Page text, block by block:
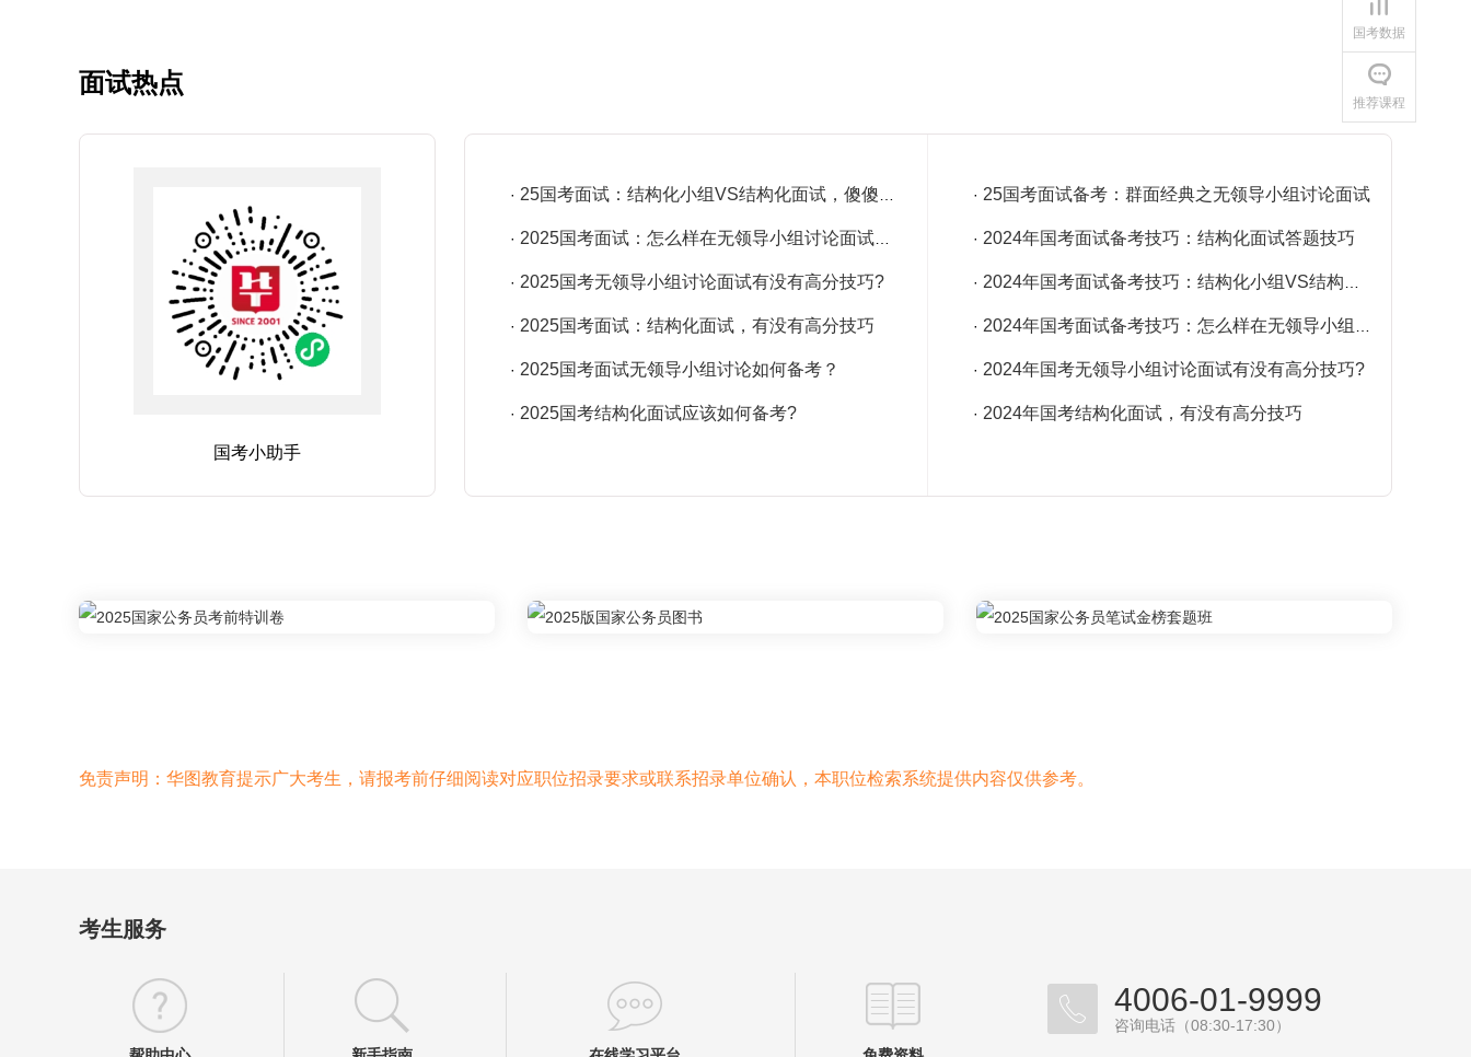
面试热点 更多
国考小助手
· 25国考面试：结构化小组VS结构化面试，傻傻分不清?
· 2025国考面试：怎么样在无领导小组讨论面试中脱颖而出
· 2025国考无领导小组讨论面试有没有高分技巧?
· 2025国考面试：结构化面试，有没有高分技巧
· 2025国考面试无领导小组讨论如何备考？
· 2025国考结构化面试应该如何备考?
· 25国考面试备考：群面经典之无领导小组讨论面试
· 2024年国考面试备考技巧：结构化面试答题技巧
· 2024年国考面试备考技巧：结构化小组VS结构化面试，傻傻分不清?
· 2024年国考面试备考技巧：怎么样在无领导小组讨论面试中脱颖而出
· 2024年国考无领导小组讨论面试有没有高分技巧?
· 2024年国考结构化面试，有没有高分技巧
免责声明：华图教育提示广大考生，请报考前仔细阅读对应职位招录要求或联系招录单位确认，本职位检索系统提供内容仅供参考。
考生服务
4006-01-9999
咨询电话（08:30-17:30）
国考数据
推荐课程